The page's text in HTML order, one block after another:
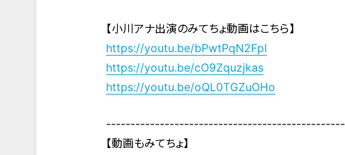
【小川アナ出演のみてちょ動画はこちら】
https://youtu.be/bPwtPqN2FpI
https://youtu.be/cO9Zquzjkas
https://youtu.be/oQL0TGZuOHo
【動画もみてちょ】